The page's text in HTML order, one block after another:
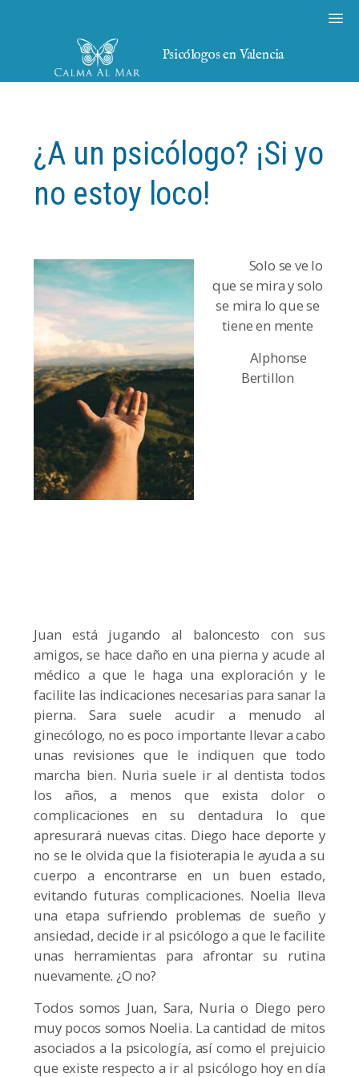
Psicólogos en Valencia
¿A un psicólogo? ¡Si yo
no estoy loco!
Solo se ve lo
que se mira y solo
se mira lo que se
tiene en mente
Alphonse
Bertillon
Juan está jugando al baloncesto con sus
amigos, se hace daño en una pierna y acude al
médico a que le haga una exploración y le
facilite las indicaciones necesarias para sanar la
pierna. Sara suele acudir a menudo al
ginecólogo, no es poco importante llevar a cabo
unas revisiones que le indiquen que todo
marcha bien. Nuria suele ir al dentista todos
los años, a menos que exista dolor o
complicaciones en su dentadura lo que
apresurará nuevas citas. Diego hace deporte y
no se le olvida que la fisioterapia le ayuda a su
cuerpo a encontrarse en un buen estado,
evitando futuras complicaciones. Noelia lleva
una etapa sufriendo problemas de sueño y
ansiedad, decide ir al psicólogo a que le facilite
unas herramientas para afrontar su rutina
nuevamente. ¿O no?
Todos somos Juan, Sara, Nuria o Diego pero
muy pocos somos Noelia. La cantidad de mitos
asociados a la psicología, así como el prejuicio
que existe respecto a ir al psicólogo hoy en día